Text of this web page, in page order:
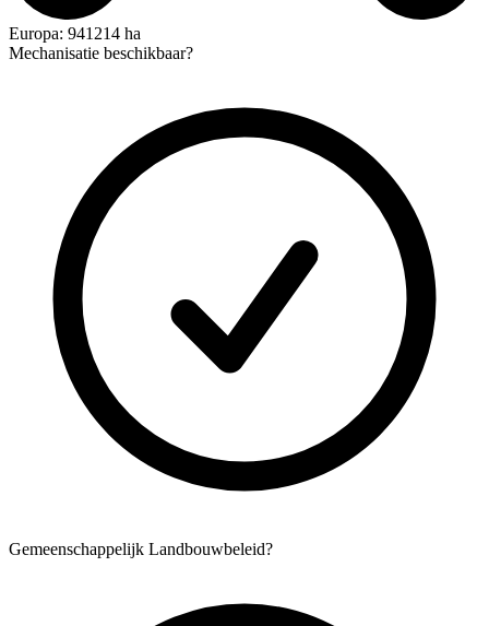
Europa: 941214 ha
Mechanisatie beschikbaar?
Gemeenschappelijk Landbouwbeleid?